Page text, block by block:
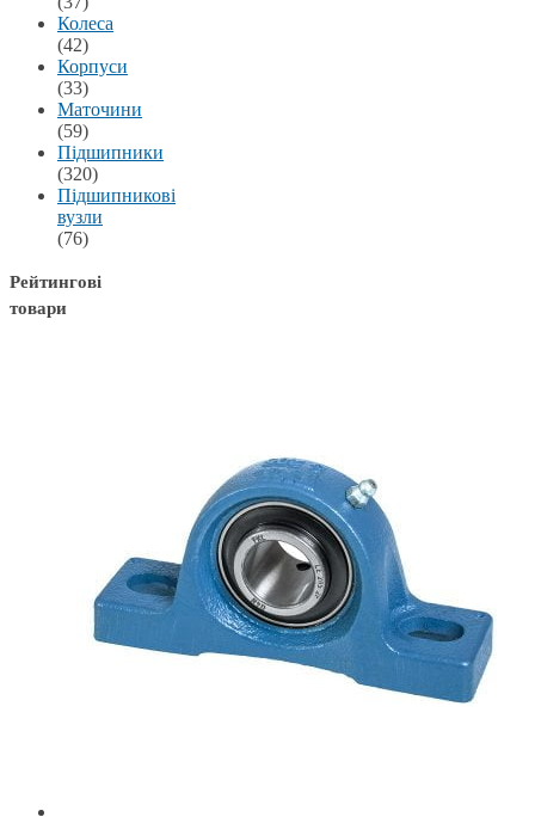
Колеса
(42)
Корпуси
(33)
Маточини
(59)
Підшипники
(320)
Підшипникові
вузли
(76)
Рейтингові
товари